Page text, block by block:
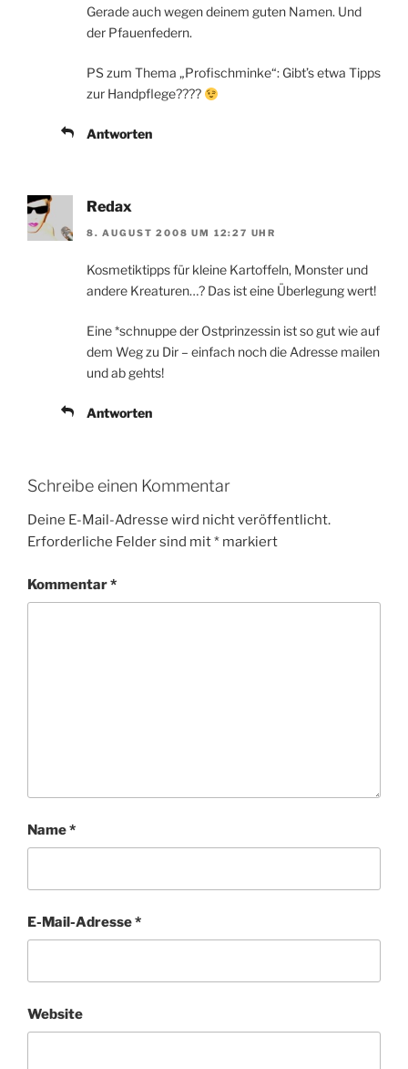
Gerade auch wegen deinem guten Namen. Und
der Pfauenfedern.
PS zum Thema „Profischminke“: Gibt’s etwa Tipps
zur Handpflege????
Antworten
Redax
8. AUGUST 2008 UM 12:27 UHR
Kosmetiktipps für kleine Kartoffeln, Monster und
andere Kreaturen…? Das ist eine Überlegung wert!
Eine *schnuppe der Ostprinzessin ist so gut wie auf
dem Weg zu Dir – einfach noch die Adresse mailen
und ab gehts!
Antworten
Schreibe einen Kommentar
Deine E-Mail-Adresse wird nicht veröffentlicht.
Erforderliche Felder sind mit* markiert
Kommentar*
Name*
E-Mail-Adresse*
Website